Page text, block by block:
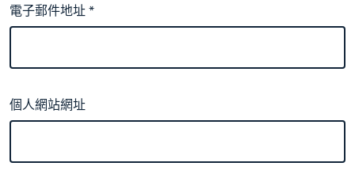
電子郵件地址*
個人網站網址